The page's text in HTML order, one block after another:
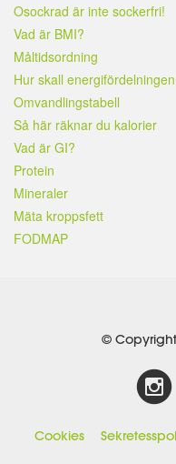
Osockrad är inte sockerfri!
Vad är BMI?
Måltidsordning
Hur skall
Omvandlingstabell
Så här räknar du kalorier
Vad är GI?
Protein
Mineraler
Mäta kroppsfett
FODMAP
©
Cookies